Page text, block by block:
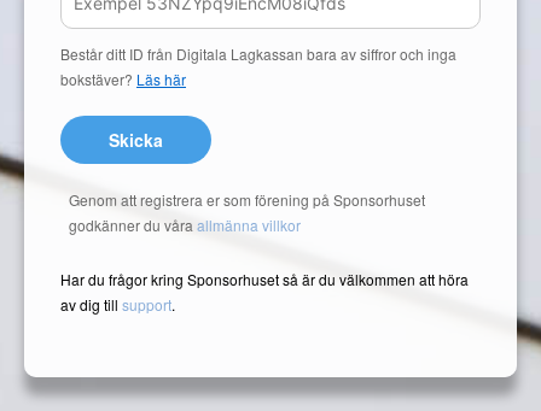
Består ditt ID från Digitala Lagkassan bara av siffror och inga
bokstäver? Läs här
Skicka
Genom att registrera er som förening på Sponsorhuset
godkänner du våra allmänna villkor
Har du frågor kring Sponsorhuset så är du välkommen att höra
av dig till support.